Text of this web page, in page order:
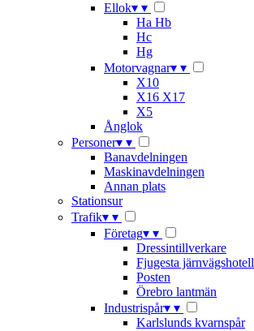
Ellok▾ ▾
Ha Hb
Hc
Hg
Motorvagnar▾ ▾
X10
X16 X17
X5
Ånglok
Personer▾ ▾
Banavdelningen
Maskinavdelningen
Annan plats
Stationsur
Trafik▾ ▾
Företag▾ ▾
Dressintillverkare
Fjugesta järnvägshotell
Posten
Örebro lantmän
Industrispår▾ ▾
Karlslunds kvarnspår